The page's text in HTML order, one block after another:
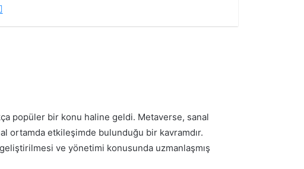
popüler bir konu haline geldi. Metaverse, sanal
ortamda etkileşimde bulunduğu bir kavramdır.
ve yönetimi konusunda uzmanlaşmış